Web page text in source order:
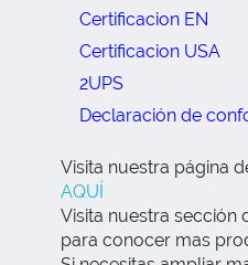
Certificacion EN
Certificacion USA
2UPS
Declaración de
Visita nuestra página
AQUÍ
Visita nuestra sección
para conocer mas